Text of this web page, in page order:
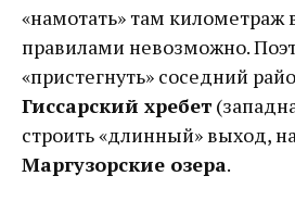
«намотать» там километраж
правилами невозможно.
«пристегнуть» соседний
Гиссарский хребет
строить «длинный» выход,
Маргузорские озера.